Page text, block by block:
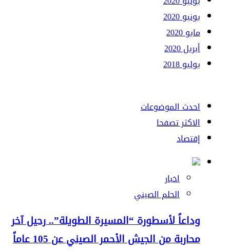
يونيو 2020
مايو 2020
أبريل 2020
يوليو 2018
احدث الموضوعات
الاكثر تصفحا
إقتصاد
اخبار
الحلم الصيني
وداعاً لأسطورة “المسيرة الطويلة”.. رحيل آخر
محاربة من الجيش الأحمر الصيني عن 105 عاماً